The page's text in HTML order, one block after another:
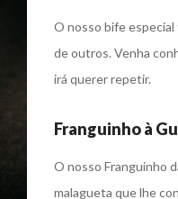
O nosso bife
de outros. Venha
irá querer repetir.
Franguinho à
O nosso Franguinho
malagueta que lhe